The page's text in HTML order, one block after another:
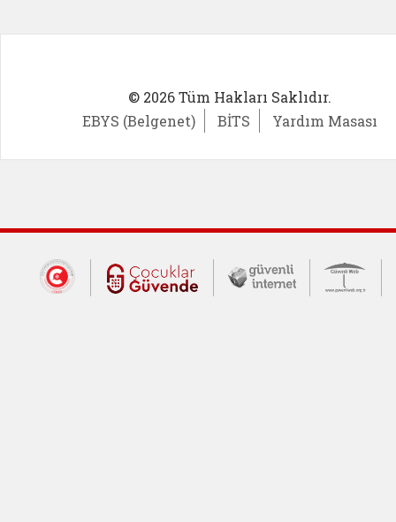
© 2026 Tüm Hakları Saklıdır.
EBYS (Belgenet)
BİTS Yardım Masası
Dış Bağlantılar
Cumhurbaşkanlığı İletişim Merkezi
Çocuklar Güvende (yeni
Güvenli